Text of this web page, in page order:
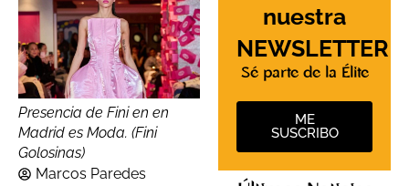
Presencia de Fini en en
Madrid es Moda. (Fini
Golosinas)
Marcos Paredes
nuestra
NEWSLETTER
Sé parte de la Élite
ME
SUSCRIBO